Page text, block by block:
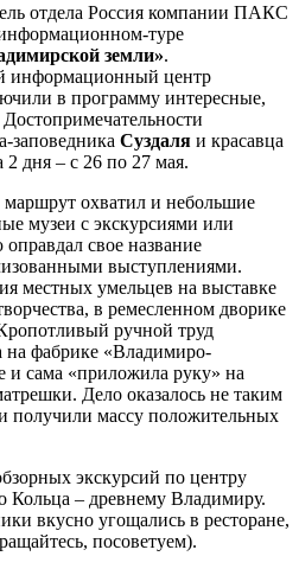
отдела Россия компании ПАКС
туре
земли».
информационный центр
в программу интересные,
заповедника Суздаля и красавца
2 дня – с 26 по 27 мая.
маршрут охватил и небольшие
музеи с экскурсиями или
свое название
выступлениями.
местных умельцев на выставке
в ремесленном дворике
ручной труд
фабрике «Владимиро-
и сама «приложила руку» на
Дело оказалось не таким
получили массу положительных
экскурсий по центру
Кольца – древнему Владимиру.
вкусно угощались в ресторане,
посоветуем).